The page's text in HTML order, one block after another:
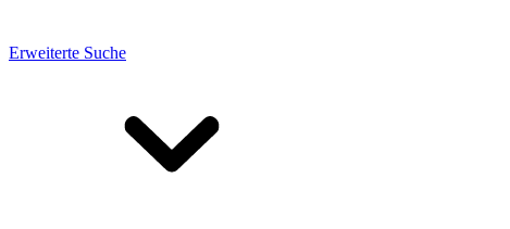
Erweiterte Suche